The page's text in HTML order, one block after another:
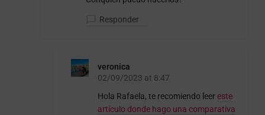
Responder
veronica
02/09/2023 at 8:47
Hola Rafaela, te recomiendo leer este
artículo donde hago una comparativa